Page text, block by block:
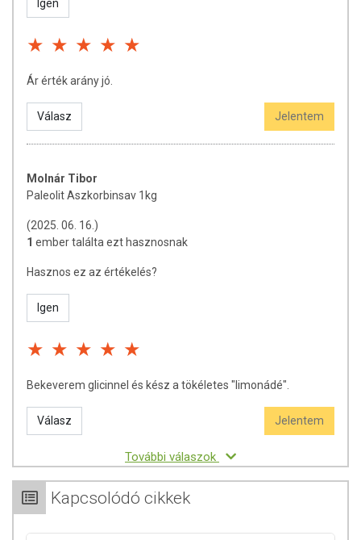
Igen
Ár érték arány jó.
Válasz Jelentem
Molnár Tibor
Paleolit Aszkorbinsav 1kg
(2025. 06. 16.)
1 ember találta ezt hasznosnak
Hasznos ez az értékelés?
Igen
Bekeverem glicinnel és kész a tökéletes "limonádé".
Válasz Jelentem
További válaszok
Kapcsolódó cikkek